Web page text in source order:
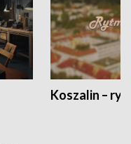
Koszalin –